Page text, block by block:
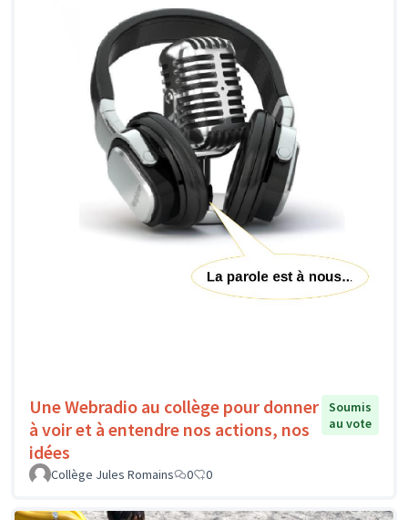
Une Webradio au collège pour donner
à voir et à entendre nos actions, nos
idées
Soumis
au vote
Collège Jules Romains 0 0